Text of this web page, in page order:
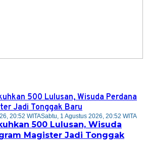
20:52 WITASabtu, 1 Agustus 2026, 20:52 WITA
500 Lulusan, Wisuda
Magister Jadi Tonggak